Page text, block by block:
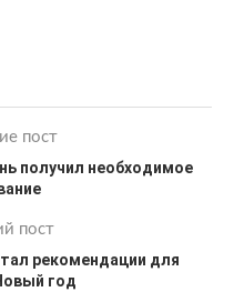
пост
получил необходимое
пост
рекомендации для
год